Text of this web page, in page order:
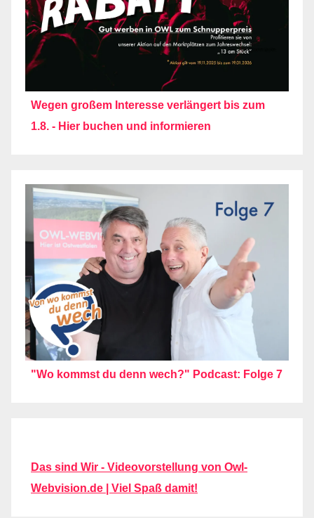
Wegen großem Interesse verlängert bis zum
1.8. - Hier buchen und informieren
"Wo kommst du denn wech?" Podcast: Folge 7
Das sind Wir - Videovorstellung von Owl-
Webvision.de | Viel Spaß damit!